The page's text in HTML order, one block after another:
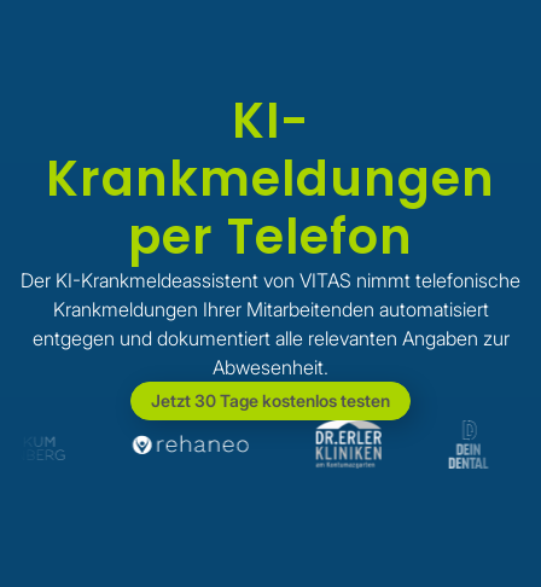
KI-
Krankmeldungen
per Telefon
Der KI-Krankmeldeassistent von VITAS nimmt telefonische
Krankmeldungen Ihrer Mitarbeitenden automatisiert
entgegen und dokumentiert alle relevanten Angaben zur
Abwesenheit.
Jetzt 30 Tage kostenlos testen